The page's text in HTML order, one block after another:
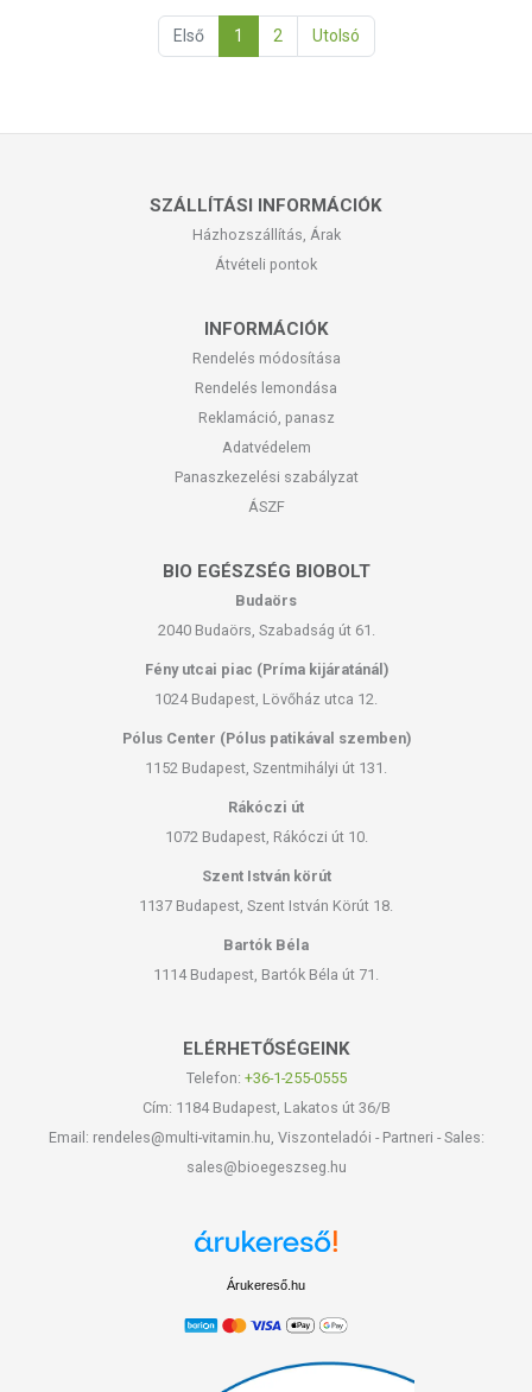
Első 1 2 Utolsó
SZÁLLÍTÁSI INFORMÁCIÓK
Házhozszállítás, Árak
Átvételi pontok
INFORMÁCIÓK
Rendelés módosítása
Rendelés lemondása
Reklamáció, panasz
Adatvédelem
Panaszkezelési szabályzat
ÁSZF
BIO EGÉSZSÉG BIOBOLT
Budaörs
2040 Budaörs, Szabadság út 61.
Fény utcai piac (Príma kijáratánál)
1024 Budapest, Lövőház utca 12.
Pólus Center (Pólus patikával szemben)
1152 Budapest, Szentmihályi út 131.
Rákóczi út
1072 Budapest, Rákóczi út 10.
Szent István körút
1137 Budapest, Szent István Körút 18.
Bartók Béla
1114 Budapest, Bartók Béla út 71.
ELÉRHETŐSÉGEINK
Telefon: +36-1-255-0555
Cím: 1184 Budapest, Lakatos út 36/B
Email: rendeles@multi-vitamin.hu, Viszonteladói - Partneri - Sales:
sales@bioegeszseg.hu
Árukereső.hu